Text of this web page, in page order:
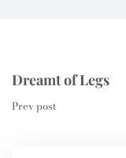
Dreamt of Legs
Prev post